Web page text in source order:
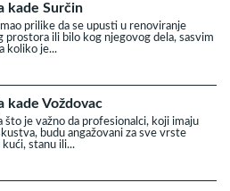
kade Surčin
prilike da se upusti u renoviranje
prostora ili bilo kog njegovog dela, sasvim
koliko je...
kade Voždovac
što je važno da profesionalci, koji imaju
budu angažovani za sve vrste
stanu ili...